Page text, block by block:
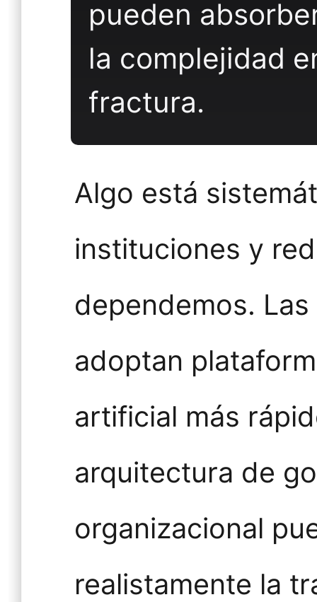
pueden
la complejidad
fractura.
Algo está
instituciones y
dependemos.
adoptan
artificial más
arquitectura de
organizacional
realistamente la